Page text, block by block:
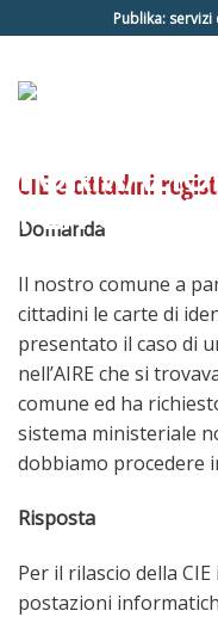
ai
Publika:
CIE e cittadini
Domanda
Il nostro comune a
cittadini le carte di
presentato il caso di
nell’AIRE che si
comune ed ha
sistema ministeriale
dobbiamo procedere
Risposta
Per il rilascio della
postazioni